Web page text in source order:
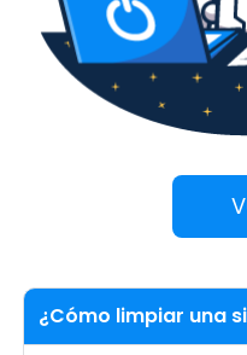
¿Cómo limpiar una